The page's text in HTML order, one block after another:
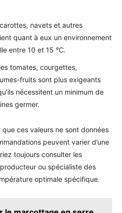
navets et autres
quant à eux un environnement
entre 10 et 15 °C.
tomates, courgettes,
fruits sont plus exigeants
nécessitent un minimum de
germer.
ces valeurs ne sont données
peuvent varier d’une
toujours consulter les
ou spécialiste des
optimale spécifique.